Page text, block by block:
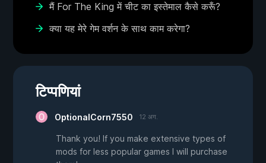
मैं For The King में चीट का इस्तेमाल कैसे करूँ?
क्या यह मेरे गेम वर्शन के साथ काम करेगा?
टिप्पणियां
OptionalCorn7550 12 अग.
Thank you! If you make extensive types of
mods for less popular games I will purchase